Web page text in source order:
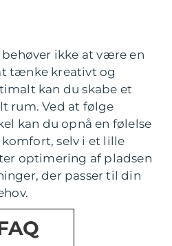
ikke at være en
tænke kreativt og
kan du skabe et
rum. Ved at følge
kan du opnå en følelse
selv i et lille
optimering af pladsen
der passer til din